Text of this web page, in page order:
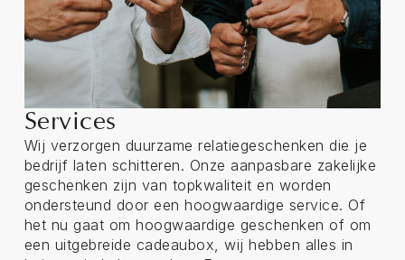
Services
Wij verzorgen duurzame relatiegeschenken die je
bedrijf laten schitteren. Onze aanpasbare zakelijke
geschenken zijn van topkwaliteit en worden
ondersteund door een hoogwaardige service. Of
het nu gaat om hoogwaardige geschenken of om
een uitgebreide cadeaubox, wij hebben alles in